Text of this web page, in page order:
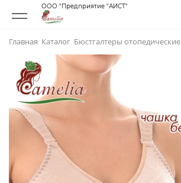
ООО "Предприятие "АИСТ"
Главная Каталог Бюстгалтеры отопедическиe